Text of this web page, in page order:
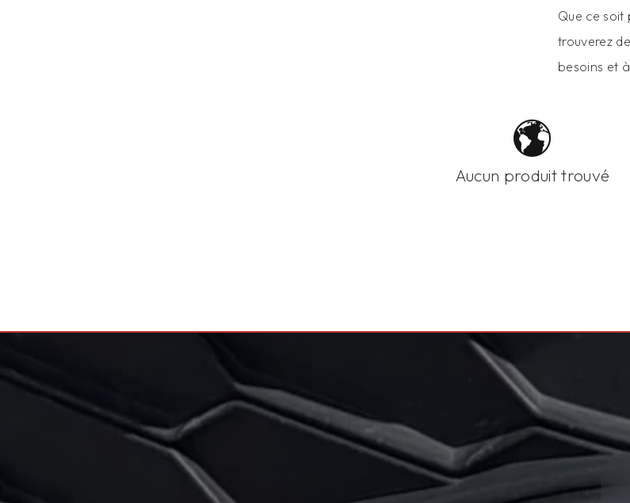
Que ce soit
trouverez
besoins et
Aucun produit trouvé